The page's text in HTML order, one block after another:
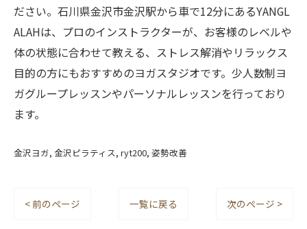
ださい。石川県金沢市金沢駅から車で12分にあるYANGL
ALAHは、プロのインストラクターが、お客様のレベルや
体の状態に合わせて教える、ストレス解消やリラックス
目的の方にもおすすめのヨガスタジオです。少人数制ヨ
ガグループレッスンやパーソナルレッスンを行っており
ます。
金沢ヨガ 金沢ピラティス ryt200 姿勢改善
< 前のページ 一覧に戻る 次のページ >